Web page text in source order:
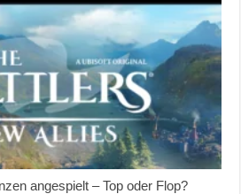
angespielt – Top oder Flop?